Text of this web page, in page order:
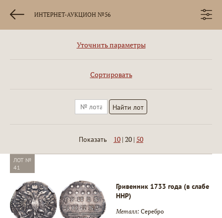
ИНТЕРНЕТ-АУКЦИОН №56
Уточнить параметры
Сортировать
Показать 10 | 20 | 50
ЛОТ №
41
Гривенник 1733 года (в слабе
ННР)
Металл: Серебро